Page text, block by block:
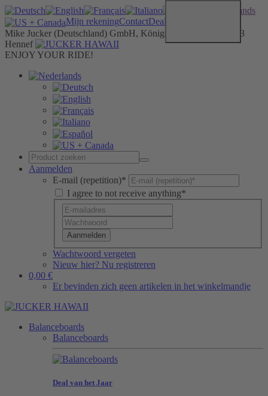
Mijn rekeningContactDealer
Mike Jucker (Deutschland) GmbH, Königstrasse 19b, D-53773
Hennef
ENJOY YOUR RIDE!
Aanmelden
E-mail (repetition)*
I agree to not receive anything*
Aanmelden
Wachtwoord vergeten
Nieuw hier? Nu registreren
0,00 €
Er bevinden zich geen artikelen in het winkelmandje
Balanceboards
Balanceboards
Deal van het Jaar